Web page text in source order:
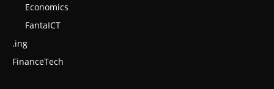
Economics
FantaICT
.ing
FinanceTech